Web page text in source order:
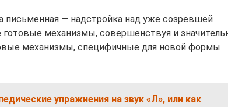
письменная — надстройка над уже созревшей
механизмы, совершенствуя и
механизмы, специфичные для новой формы
упражнения на звук «Л», или как